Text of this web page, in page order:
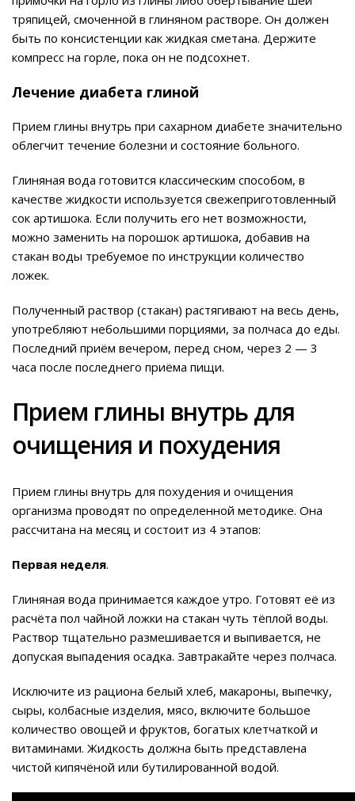
тряпицей, смоченной в глиняном растворе. Он должен
быть по консистенции как жидкая сметана. Держите
компресс на горле, пока он не подсохнет.
Лечение диабета глиной
Прием глины внутрь при сахарном диабете значительно
облегчит течение болезни и состояние больного.
Глиняная вода готовится классическим способом, в
качестве жидкости используется свежеприготовленный
сок артишока. Если получить его нет возможности,
можно заменить на порошок артишока, добавив на
стакан воды требуемое по инструкции количество
ложек.
Полученный раствор (стакан) растягивают на весь день,
употребляют небольшими порциями, за полчаса до еды.
Последний приём вечером, перед сном, через 2 — 3
часа после последнего приёма пищи.
Прием глины внутрь для
очищения и похудения
Прием глины внутрь для похудения и очищения
организма проводят по определенной методике. Она
рассчитана на месяц и состоит из 4 этапов:
Первая неделя.
Глиняная вода принимается каждое утро. Готовят её из
расчёта пол чайной ложки на стакан чуть тёплой воды.
Раствор тщательно размешивается и выпивается, не
допуская выпадения осадка. Завтракайте через полчаса.
Исключите из рациона белый хлеб, макароны, выпечку,
сыры, колбасные изделия, мясо, включите большое
количество овощей и фруктов, богатых клетчаткой и
витаминами. Жидкость должна быть представлена
чистой кипячёной или бутилированной водой.